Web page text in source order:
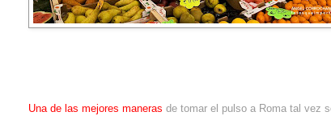
Una de las mejores maneras de tomar el pulso a Roma tal vez